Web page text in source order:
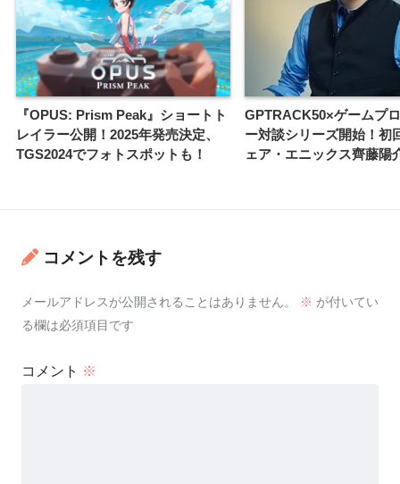
『OPUS: Prism Peak』ショートト
レイラー公開！2025年発売決定、
TGS2024でフォトスポットも！
GPTRACK50×ゲームプ
ー対談シリーズ開始！初
ェア・エニックス齊藤陽
コメントを残す
メールアドレスが公開されることはありません。 ※ が付いてい
る欄は必須項目です
コメント ※